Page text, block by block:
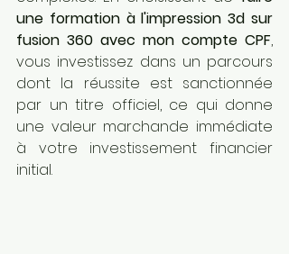
une formation à l'impression 3d sur
fusion 360 avec mon compte CPF,
vous investissez dans un parcours
dont la réussite est sanctionnée
par un titre officiel, ce qui donne
une valeur marchande immédiate
à votre investissement financier
initial.